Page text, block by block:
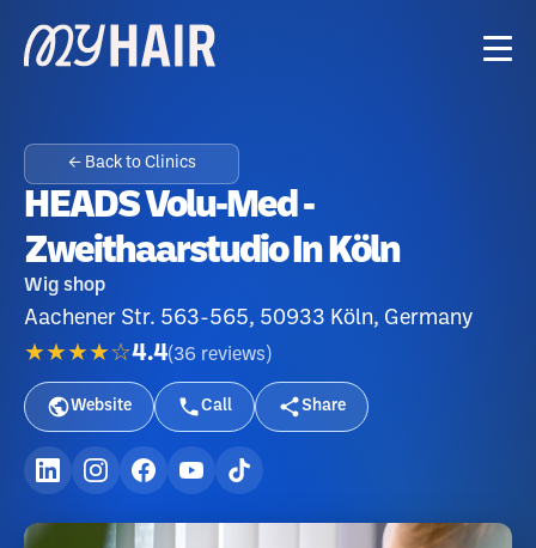
← Back to Clinics
HEADS Volu-Med -
Zweithaarstudio In Köln
Wig shop
Aachener Str. 563-565, 50933 Köln, Germany
★★★★☆4.4(36 reviews )
Website Call Share